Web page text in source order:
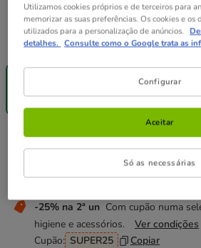
Tamanho:XXXS
-25% na 2ª
-25% na 2ª
un.
Não perca esta promoção
-25% na 2ª un Com cupão numa
higiene e acessórios.
Ver condições
Cupão: SUPER25 Copiar
Preço 12.99€
12.99€
Utilizamos cookies próprios e de terceiros para
memorizar as suas preferências. Os cookies e
utilizados para a personalização de anúncios.
detalhes. Consulte como o Google trata as
Configurar
Só as necessárias
Aceitar